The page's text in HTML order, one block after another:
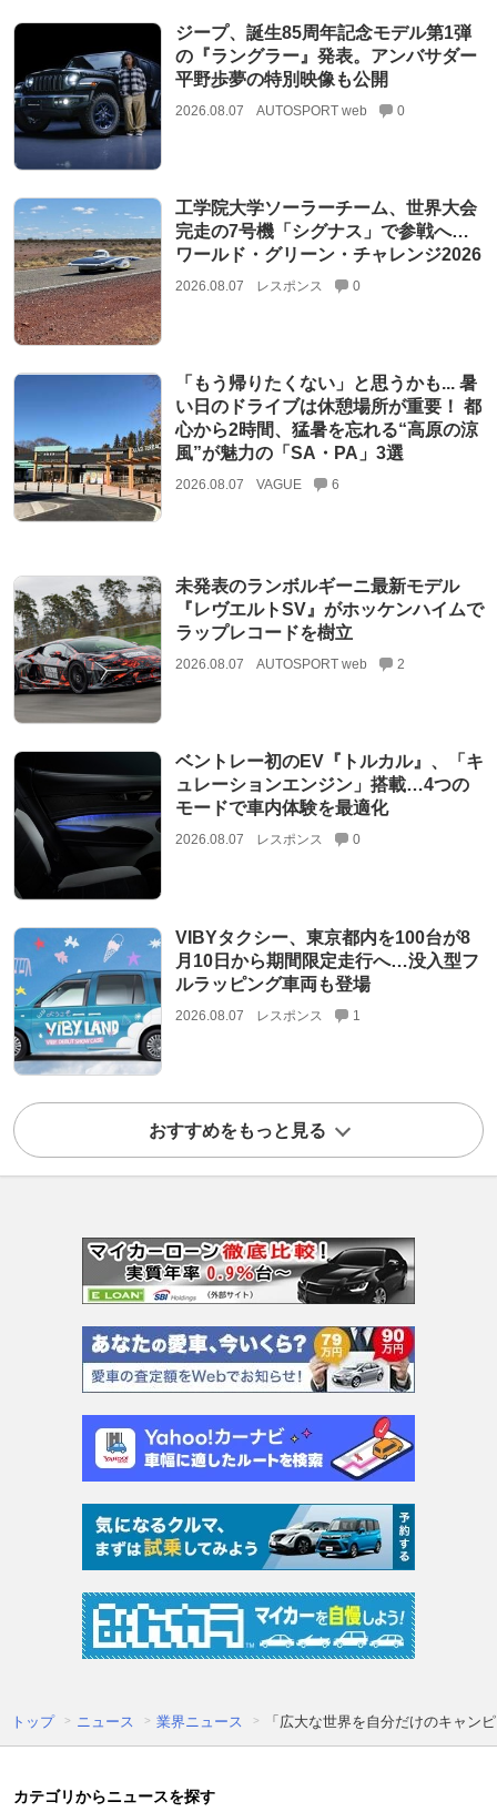
ジープ、誕生85周年記念モデル第1弾
の『ラングラー』発表。アンバサダー
平野歩夢の特別映像も公開
2026.08.07 AUTOSPORT web 0
工学院大学ソーラーチーム、世界大会
完走の7号機「シグナス」で参戦へ…
ワールド・グリーン・チャレンジ2026
2026.08.07 レスポンス 0
「もう帰りたくない」と思うかも... 暑
い日のドライブは休憩場所が重要！ 都
心から2時間、猛暑を忘れる“高原の涼
風”が魅力の「SA・PA」3選
2026.08.07 VAGUE 6
未発表のランボルギーニ最新モデル
『レヴエルトSV』がホッケンハイムで
ラップレコードを樹立
2026.08.07 AUTOSPORT web 2
ベントレー初のEV『トルカル』、「キ
ュレーションエンジン」搭載…4つの
モードで車内体験を最適化
2026.08.07 レスポンス 0
VIBYタクシー、東京都内を100台が8
月10日から期間限定走行へ…没入型フ
ルラッピング車両も登場
2026.08.07 レスポンス 1
おすすめをもっと見る
トップ ニュース 業界ニュース 「広大な世界を自分だけのキャン
カテゴリからニュースを探す